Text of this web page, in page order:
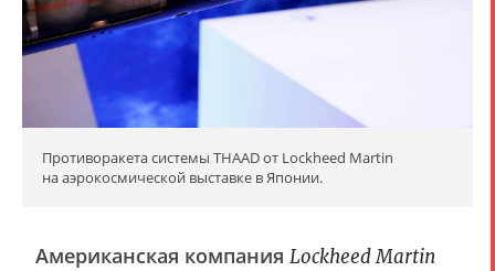
Противоракета системы THAAD от Lockheed Martin
на аэрокосмической выставке в Японии.
Американская компания Lockheed Martin